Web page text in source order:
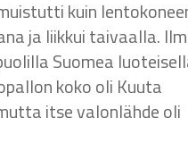
kuin
ja liikkui taivaalla.
Suomea
koko oli Kuuta
itse valonlähde oli